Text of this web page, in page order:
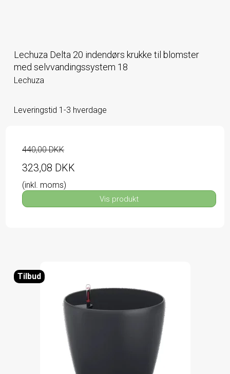
Lechuza Delta 20 indendørs krukke til blomster
med selvvandingssystem 18
Lechuza
Leveringstid 1-3 hverdage
440,00 DKK
323,08 DKK
(inkl. moms)
Vis produkt
Tilbud